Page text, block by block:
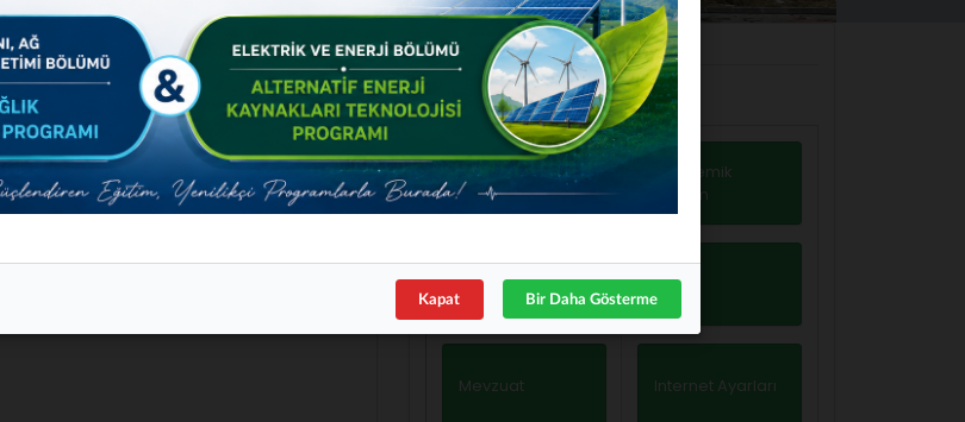
Etkinlikler
26 Aralık 23
ÇOCUK İSTISMARI SUÇU VE BU SÜREÇTE UYGULANAN MOBBING SUNUMU
26 Eylül 23
MEZUNLAR BULUŞMASI 2023
Hızlı Erişim
Hızlı Erişim
İç Kontrol
Akademik
Takvim
Aday Öğrenciler Galeri
Mevzuat Internet Ayarları
Kapat Bir Daha Gösterme